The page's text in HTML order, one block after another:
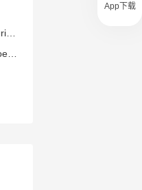
tambourine是什么意思_tambourine怎么读_音标ˌtæmbəˈri-n
日技Dailly skill|一起玩Tic-Tac-Toe吧！
App下载